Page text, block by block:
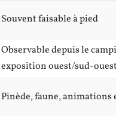
Souvent faisable à pied
Observable depuis le
exposition ouest/sud-ouest
Pinède, faune, animations